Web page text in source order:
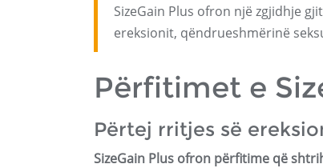
SizeGain Plus ofron një zgjidhje
ereksionit, qëndrueshmërinë
Përfitimet e
Përtej rritjes së
SizeGain Plus ofron përfitime që